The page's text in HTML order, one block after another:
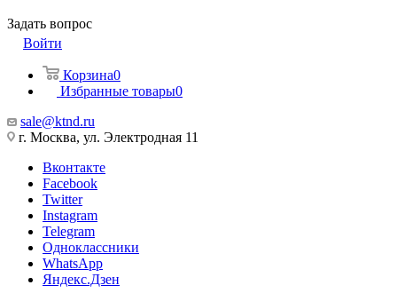
Задать вопрос
Войти
Корзина0
Избранные товары0
sale@ktnd.ru
г. Москва, ул. Электродная 11
Вконтакте
Facebook
Twitter
Instagram
Telegram
Одноклассники
WhatsApp
Яндекс.Дзен